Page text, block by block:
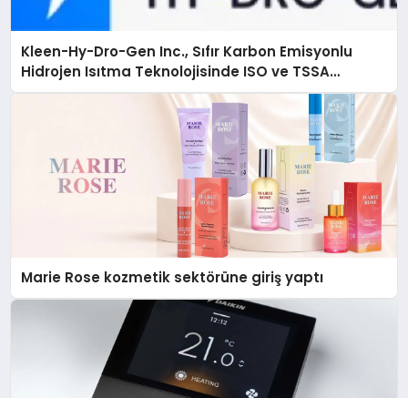
Kleen-Hy-Dro-Gen Inc., Sıfır Karbon Emisyonlu
Hidrojen Isıtma Teknolojisinde ISO ve TSSA
Düzenleyici Onaylarını Aldı
Marie Rose kozmetik sektörüne giriş yaptı